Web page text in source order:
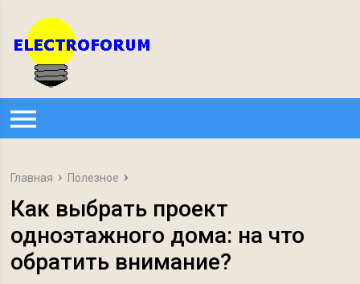
Главная Полезное
Как выбрать проект
одноэтажного дома: на что
обратить внимание?